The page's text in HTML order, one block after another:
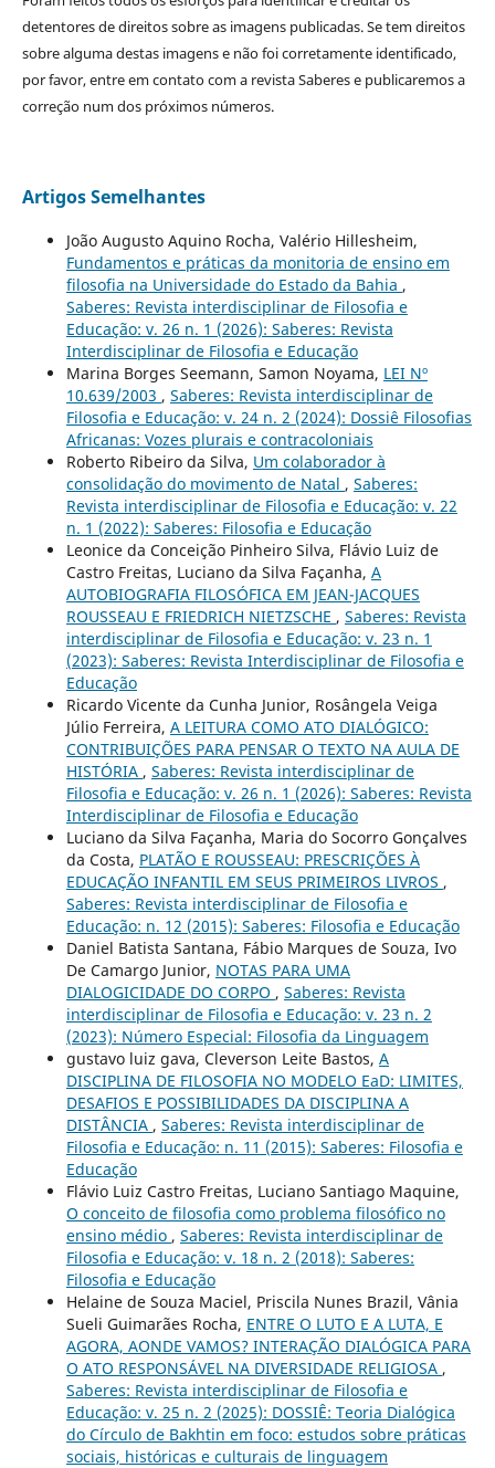
detentores de direitos sobre as imagens publicadas. Se tem direitos
sobre alguma destas imagens e não foi corretamente identificado,
por favor, entre em contato com a revista Saberes e publicaremos a
correção num dos próximos números.
Artigos Semelhantes
João Augusto Aquino Rocha, Valério Hillesheim,
Fundamentos e práticas da monitoria de ensino em
filosofia na Universidade do Estado da Bahia ,
Saberes: Revista interdisciplinar de Filosofia e
Educação: v. 26 n. 1 (2026): Saberes: Revista
Interdisciplinar de Filosofia e Educação
Marina Borges Seemann, Samon Noyama, LEI Nº
10.639/2003 , Saberes: Revista interdisciplinar de
Filosofia e Educação: v. 24 n. 2 (2024): Dossiê Filosofias
Africanas: Vozes plurais e contracoloniais
Roberto Ribeiro da Silva, Um colaborador à
consolidação do movimento de Natal , Saberes:
Revista interdisciplinar de Filosofia e Educação: v. 22
n. 1 (2022): Saberes: Filosofia e Educação
Leonice da Conceição Pinheiro Silva, Flávio Luiz de
Castro Freitas, Luciano da Silva Façanha, A
AUTOBIOGRAFIA FILOSÓFICA EM JEAN-JACQUES
ROUSSEAU E FRIEDRICH NIETZSCHE , Saberes: Revista
interdisciplinar de Filosofia e Educação: v. 23 n. 1
(2023): Saberes: Revista Interdisciplinar de Filosofia e
Educação
Ricardo Vicente da Cunha Junior, Rosângela Veiga
Júlio Ferreira, A LEITURA COMO ATO DIALÓGICO:
CONTRIBUIÇÕES PARA PENSAR O TEXTO NA AULA DE
HISTÓRIA , Saberes: Revista interdisciplinar de
Filosofia e Educação: v. 26 n. 1 (2026): Saberes: Revista
Interdisciplinar de Filosofia e Educação
Luciano da Silva Façanha, Maria do Socorro Gonçalves
da Costa, PLATÃO E ROUSSEAU: PRESCRIÇÕES À
EDUCAÇÃO INFANTIL EM SEUS PRIMEIROS LIVROS ,
Saberes: Revista interdisciplinar de Filosofia e
Educação: n. 12 (2015): Saberes: Filosofia e Educação
Daniel Batista Santana, Fábio Marques de Souza, Ivo
De Camargo Junior, NOTAS PARA UMA
DIALOGICIDADE DO CORPO , Saberes: Revista
interdisciplinar de Filosofia e Educação: v. 23 n. 2
(2023): Número Especial: Filosofia da Linguagem
gustavo luiz gava, Cleverson Leite Bastos, A
DISCIPLINA DE FILOSOFIA NO MODELO EaD: LIMITES,
DESAFIOS E POSSIBILIDADES DA DISCIPLINA A
DISTÂNCIA , Saberes: Revista interdisciplinar de
Filosofia e Educação: n. 11 (2015): Saberes: Filosofia e
Educação
Flávio Luiz Castro Freitas, Luciano Santiago Maquine,
O conceito de filosofia como problema filosófico no
ensino médio , Saberes: Revista interdisciplinar de
Filosofia e Educação: v. 18 n. 2 (2018): Saberes:
Filosofia e Educação
Helaine de Souza Maciel, Priscila Nunes Brazil, Vânia
Sueli Guimarães Rocha, ENTRE O LUTO E A LUTA, E
AGORA, AONDE VAMOS? INTERAÇÃO DIALÓGICA PARA
O ATO RESPONSÁVEL NA DIVERSIDADE RELIGIOSA ,
Saberes: Revista interdisciplinar de Filosofia e
Educação: v. 25 n. 2 (2025): DOSSIÊ: Teoria Dialógica
do Círculo de Bakhtin em foco: estudos sobre práticas
sociais, históricas e culturais de linguagem